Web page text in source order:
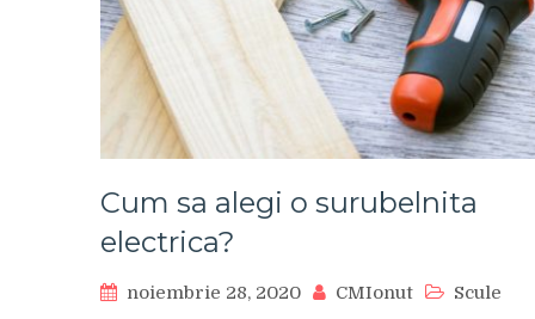
Cum sa alegi o surubelnita
electrica?
noiembrie 28, 2020 CMIonut Scule